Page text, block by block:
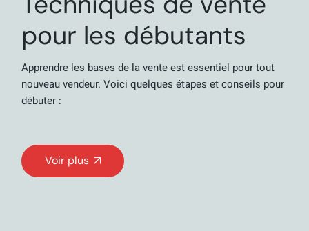
pour les débutants
Apprendre les bases de la vente est essentiel pour tout
nouveau vendeur. Voici quelques étapes et conseils pour
débuter :
Voir plus